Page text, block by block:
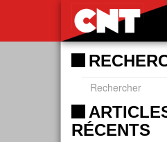
RÉCENTS